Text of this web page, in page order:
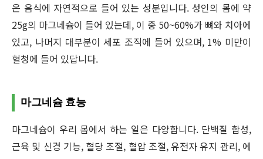
은 음식에 자연적으로 들어 있는 성분입니다. 성인의 몸에 약
25g의 마그네슘이 들어 있는데, 이 중 50~60%가 뼈와 치아에
있고, 나머지 대부분이 세포 조직에 들어 있으며, 1% 미만이
혈청에 들어 있답니다.
마그네슘 효능
마그네슘이 우리 몸에서 하는 일은 다양합니다. 단백질 합성,
근육 및 신경 기능, 혈당 조절, 혈압 조절, 유전자 유지 관리, 에